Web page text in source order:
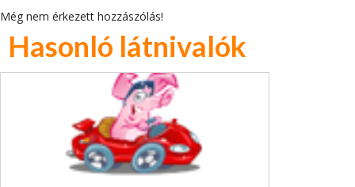
Még nem érkezett hozzászólás!
Hasonló látnivalók